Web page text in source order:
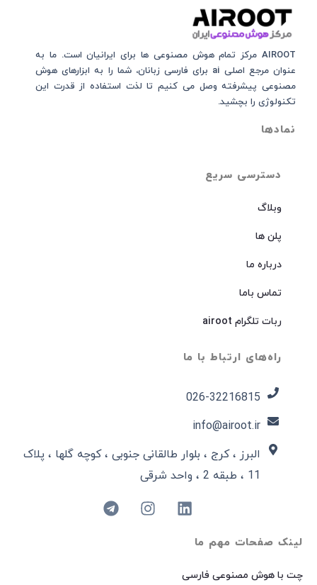
لینک صفحات مهم ما
چت با هوش مصنوعی فارسی
دسترسی سریع
وبلاگ
پلن ها
درباره ما
تماس باما
ربات تلگرام airoot
راه‌های ارتباط با ما
026-32216815​
info@airoot.ir
البرز ، کرج ، بلوار طالقانی جنوبی ، کوچه گلها ، پلاک
11 ، طبقه 2 ، واحد شرقی
AIROOT مرکز تمام هوش مصنوعی‌‌‌ ها برای ایرانیان است. ما به
عنوان مرجع اصلی ai برای فارسی زبانان، شما را به ابزارهای هوش
مصنوعی پیشرفته وصل می کنیم تا لذت استفاده از قدرت این
تکنولوژی را بچشید.
نمادها